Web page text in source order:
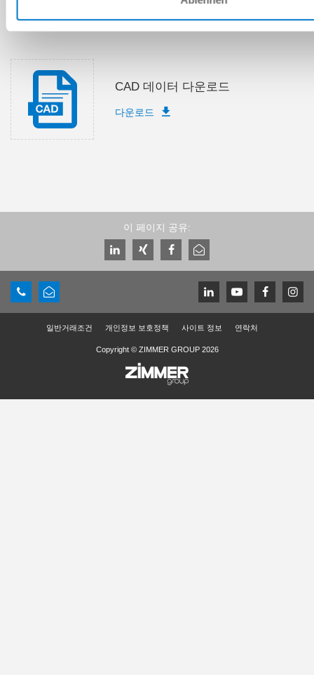
CAD 데이터 다운로드
다운로드
이 페이지 공유:
일반거래조건 개인정보 보호정책 사이트 정보 연락처
Copyright © ZIMMER GROUP 2026